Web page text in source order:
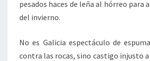
pesados haces de leña al hórreo para
del invierno.
No es Galicia espectáculo de
contra las rocas, sino castigo injusto